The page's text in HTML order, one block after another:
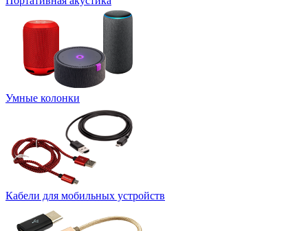
Умные колонки
Кабели для мобильных устройств